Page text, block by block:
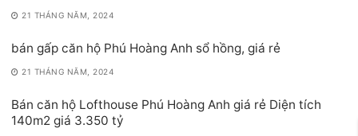
21 THÁNG NĂM, 2024
bán gấp căn hộ Phú Hoàng Anh sổ hồng, giá rẻ
21 THÁNG NĂM, 2024
Bán căn hộ Lofthouse Phú Hoàng Anh giá rẻ Diện tích
140m2 giá 3.350 tỷ